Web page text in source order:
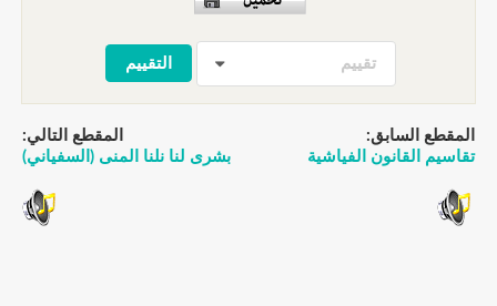
تقييم
المقطع السابق:
تقاسيم القانون الفياشية
المقطع التالي:
بشرى لنا نلنا المنى (السفياني)